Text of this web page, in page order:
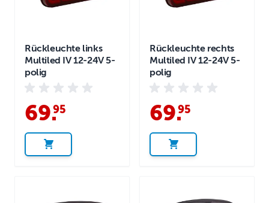
Rückleuchte links
Multiled IV 12-24V 5-
polig
69.
95
Rückleuchte rechts
Multiled IV 12-24V 5-
polig
69.
95